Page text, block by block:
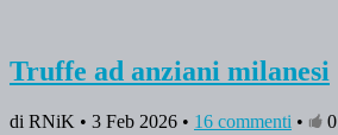
Truffe ad anziani milanesi
di RNiK • 3 Feb 2026 • 16 commenti •
0